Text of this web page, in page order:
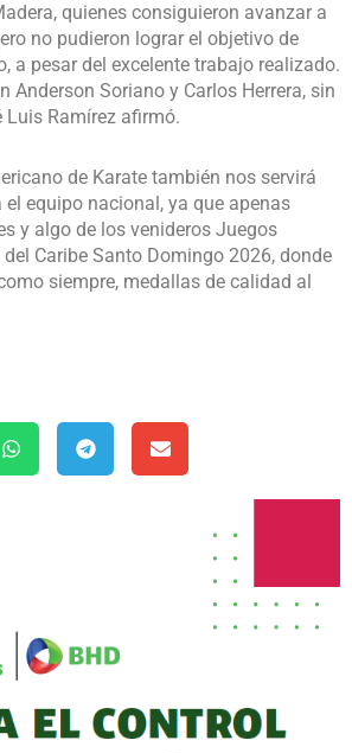
quienes consiguieron avanzar a
no pudieron lograr el objetivo de
a pesar del excelente trabajo realizado.
Anderson Soriano y Carlos Herrera, sin
Ramírez afirmó.
de Karate también nos servirá
equipo nacional, ya que apenas
y algo de los venideros Juegos
Caribe Santo Domingo 2026, donde
siempre, medallas de calidad al